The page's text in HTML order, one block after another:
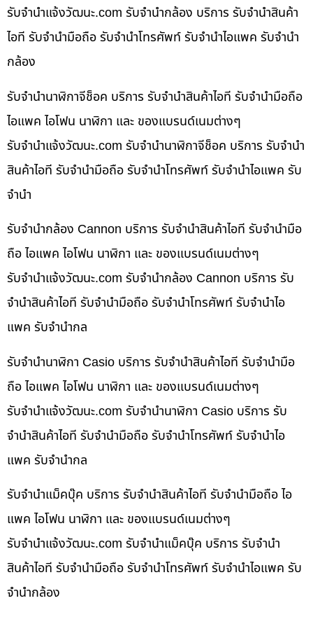
รับจํานําแจ้งวัฒนะ.com รับจำนำกล้อง บริการ รับจำนำสินค้า
ไอที รับจำนำมือถือ รับจำนำโทรศัพท์ รับจำนำไอแพค รับจำนำ
กล้อง
รับจำนำนาฬิกาจีช็อค บริการ รับจำนำสินค้าไอที รับจำนำมือถือ
ไอแพค ไอโฟน นาฬิกา และ ของแบรนด์เนมต่างๆ
รับจํานําแจ้งวัฒนะ.com รับจำนำนาฬิกาจีช็อค บริการ รับจำนำ
สินค้าไอที รับจำนำมือถือ รับจำนำโทรศัพท์ รับจำนำไอแพค รับ
จำนำ
รับจำนำกล้อง Cannon บริการ รับจำนำสินค้าไอที รับจำนำมือ
ถือ ไอแพค ไอโฟน นาฬิกา และ ของแบรนด์เนมต่างๆ
รับจํานําแจ้งวัฒนะ.com รับจำนำกล้อง Cannon บริการ รับ
จำนำสินค้าไอที รับจำนำมือถือ รับจำนำโทรศัพท์ รับจำนำไอ
แพค รับจำนำกล
รับจำนำนาฬิกา Casio บริการ รับจำนำสินค้าไอที รับจำนำมือ
ถือ ไอแพค ไอโฟน นาฬิกา และ ของแบรนด์เนมต่างๆ
รับจํานําแจ้งวัฒนะ.com รับจำนำนาฬิกา Casio บริการ รับ
จำนำสินค้าไอที รับจำนำมือถือ รับจำนำโทรศัพท์ รับจำนำไอ
แพค รับจำนำกล
รับจำนำแม็คบุ๊ค บริการ รับจำนำสินค้าไอที รับจำนำมือถือ ไอ
แพค ไอโฟน นาฬิกา และ ของแบรนด์เนมต่างๆ
รับจํานําแจ้งวัฒนะ.com รับจำนำแม็คบุ๊ค บริการ รับจำนำ
สินค้าไอที รับจำนำมือถือ รับจำนำโทรศัพท์ รับจำนำไอแพค รับ
จำนำกล้อง